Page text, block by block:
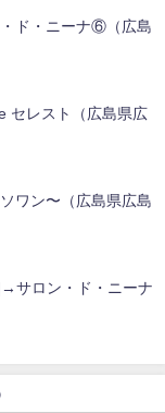
ド・ニーナ⑥（広島
セレスト（広島県広
ワン〜（広島県広島
サロン・ド・ニーナ